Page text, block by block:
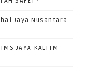
Jaya Nusantara
JAYA KALTIM